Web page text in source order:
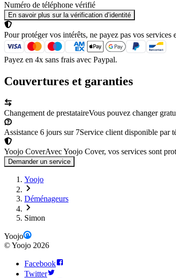
Numéro de téléphone vérifié
En savoir plus sur la vérification d’identité
Pour protéger vos intérêts, ne payez pas vos
Payez en 4x sans frais avec Paypal.
Couvertures et garanties
Changement de prestataireVous pouvez changer
Assistance 6 jours sur 7Service client disponible par
Yoojo CoverAvec Yoojo Cover, vos services sont
Demander un service
Yoojo
Déménageurs
Simon
Yoojo
©Yoojo 2026
Facebook
Twitter